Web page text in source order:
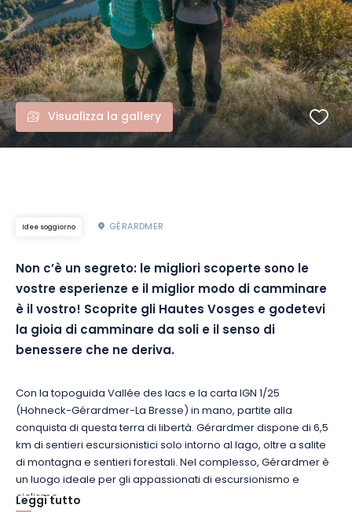
Visualizza la gallery
Idee soggiorno GÉRARDMER
Non c’è un segreto: le migliori scoperte sono le
vostre esperienze e il miglior modo di camminare
è il vostro! Scoprite gli Hautes Vosges e godetevi
la gioia di camminare da soli e il senso di
benessere che ne deriva.
Con la topoguida Vallée des lacs e la carta IGN 1/25
(Hohneck-Gérardmer-La Bresse) in mano, partite alla
conquista di questa terra di libertà. Gérardmer dispone di 6,5
km di sentieri escursionistici solo intorno al lago, oltre a salite
di montagna e sentieri forestali. Nel complesso, Gérardmer è
un luogo ideale per gli appassionati di escursionismo e
ciclismo.
Leggi tutto